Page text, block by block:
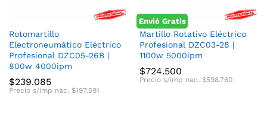
Rotomartillo
Electroneumático Eléctrico
Profesional DZC05-26B |
800w 4000ipm
$239.085
Precio s/imp nac. $197.591
Envió Gratis
Martillo Rotativo Eléctrico
Profesional DZC03-28 |
1100w 5000ipm
$724.500
Precio s/imp nac. $598.760